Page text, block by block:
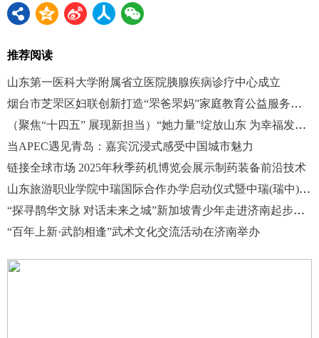
推荐阅读
山东第一医科大学附属省立医院胰腺疾病诊疗中心成立
烟台市芝罘区妇联创新打造“罘爸罘妈”家庭教育公益服务品牌
（聚焦“十四五” 展现新担当）“她力量”绽放山东 为幸福发展注入“巾帼动能”
当APEC遇见青岛：嘉宾沉浸式感受中国城市魅力
链接全球市场 2025年秋季药机博览会展示制药装备前沿技术
山东旅游职业学院中瑞国际合作办学启动仪式暨中瑞(瑞中)美食艺术示范教学实践基地揭牌仪式顺利举办
“探寻鹊华文脉 对话未来之城”新加坡青少年走进济南起步区文化交流活动开营
“百年上新·武韵相逢”武术文化交流活动在济南举办